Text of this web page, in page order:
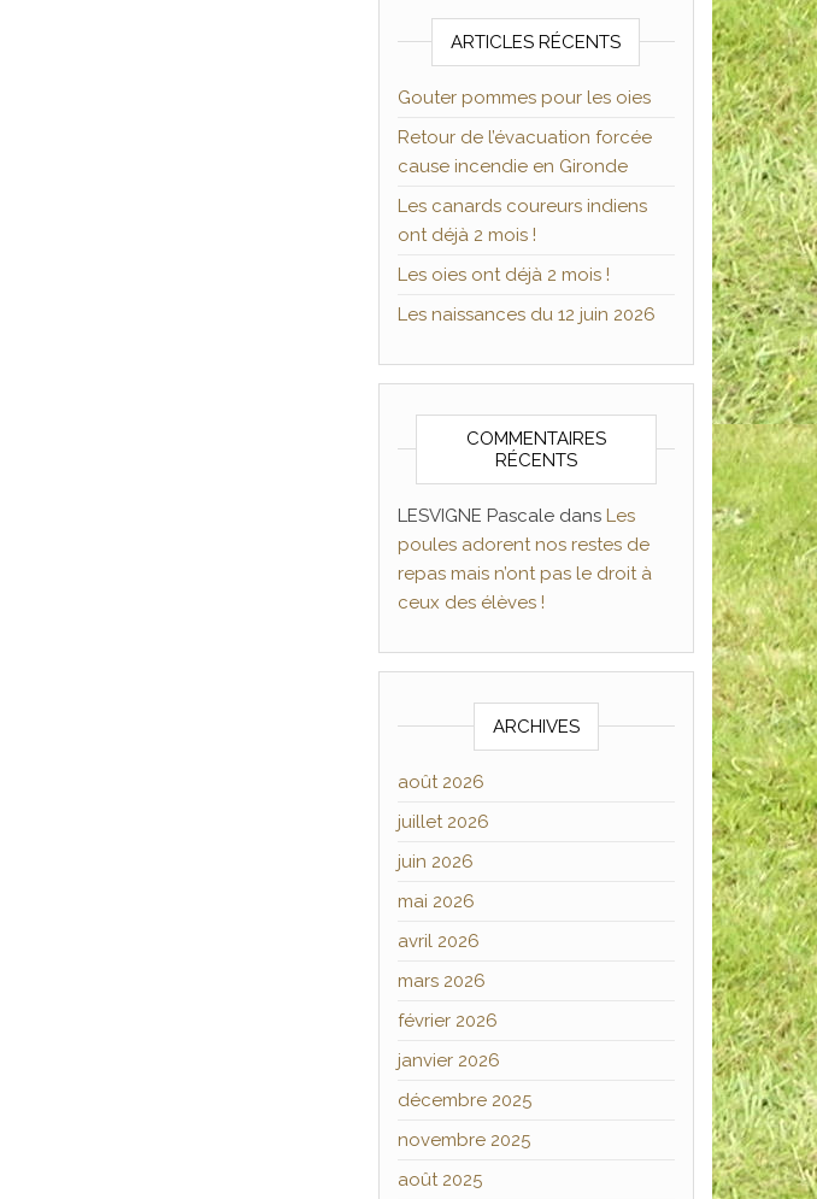
ARTICLES RÉCENTS
Gouter pommes pour les oies
Retour de l’évacuation forcée
cause incendie en Gironde
Les canards coureurs indiens
ont déjà 2 mois !
Les oies ont déjà 2 mois !
Les naissances du 12 juin 2026
COMMENTAIRES
RÉCENTS
LESVIGNE Pascaledans Les
poules adorent nos restes de
repas mais n’ont pas le droit à
ceux des élèves !
ARCHIVES
août 2026
juillet 2026
juin 2026
mai 2026
avril 2026
mars 2026
février 2026
janvier 2026
décembre 2025
novembre 2025
août 2025